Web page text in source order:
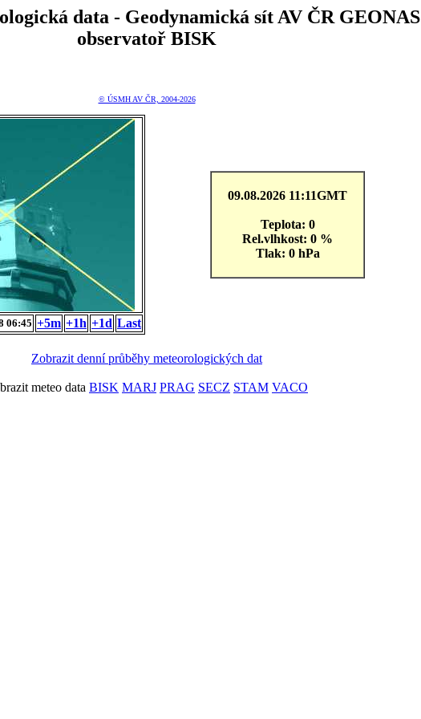
data - Geodynamická sít AV ČR GEONAS
observatoř BISK
© ÚSMH AV ČR, 2004-2026
06:45 +5m +1h +1d Last
09.08.2026 11:11GMT
Teplota: 0
Rel.vlhkost: 0 %
Tlak: 0 hPa
Zobrazit denní průběhy meteorologických dat
meteo data BISK MARJ PRAG SECZ STAM VACO